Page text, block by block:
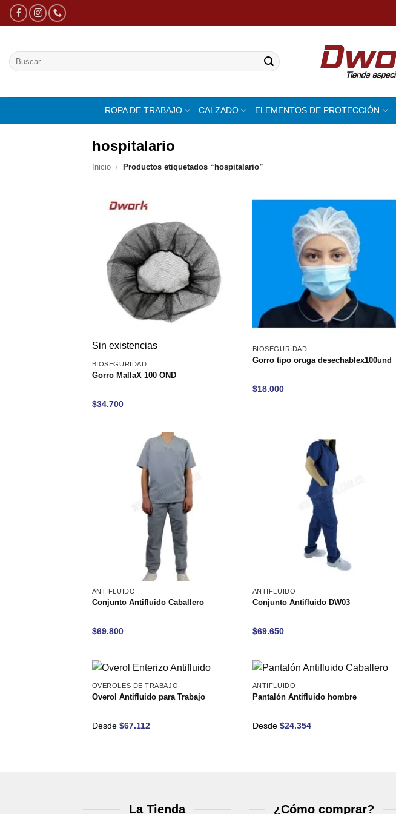
Saltar
Buscar
por:
ROPA DE TRABAJO CALZADO ELEMENTOS DE PROTECCIÓN
hospitalario
Inicio / Productos etiquetados “hospitalario”
Sin existencias
BIOSEGURIDAD
Gorro MallaX 100 OND
$34.700
BIOSEGURIDAD
Gorro tipo oruga desechablex100und
$18.000
ANTIFLUIDO
Conjunto Antifluido Caballero
$69.800
ANTIFLUIDO
Conjunto Antifluido DW03
$69.650
OVEROLES DE TRABAJO
Overol Antifluido para Trabajo
Desde $67.112
ANTIFLUIDO
Pantalón Antifluido hombre
Desde $24.354
La Tienda ¿Cómo comprar?